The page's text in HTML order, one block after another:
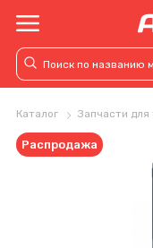
Каталог Запчасти для
Распродажа